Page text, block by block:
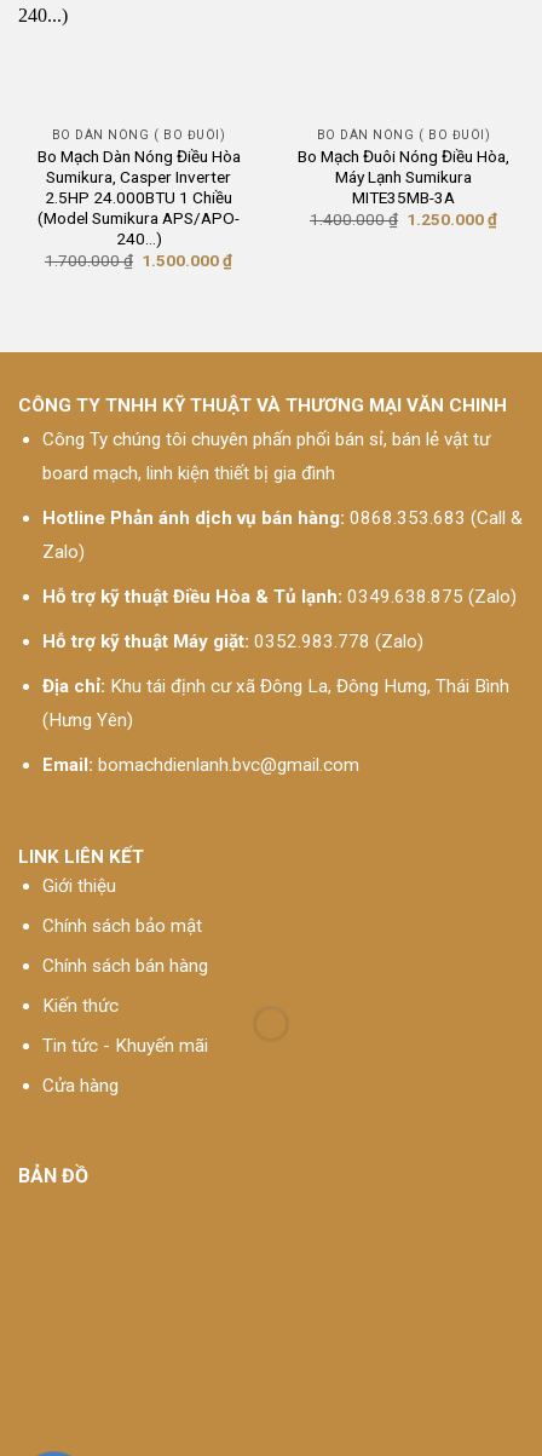
BO DÀN NÓNG ( BO ĐUÔI)
Bo Mạch Dàn Nóng Điều Hòa
Sumikura, Casper Inverter
2.5HP 24.000BTU 1 Chiều
(Model Sumikura APS/APO-
240…)
1.700.000₫ Giá
1.500.000₫Giá
BO DÀN NÓNG ( BO ĐUÔI)
Bo Mạch Đuôi Nóng Điều Hòa,
Máy Lạnh Sumikura
MITE35MB-3A
1.400.000₫ Giá
1.250.000₫Giá
CÔNG TY TNHH KỸ THUẬT VÀ THƯƠNG MẠI VĂN CHINH
Công Ty chúng tôi chuyên phấn phối bán sỉ, bán lẻ vật tư
board mạch, linh kiện thiết bị gia đình
Hotline Phản ánh dịch vụ bán hàng: 0868.353.683 (Call &
Zalo)
Hỗ trợ kỹ thuật Điều Hòa & Tủ lạnh: 0349.638.875 (Zalo)
Hỗ trợ kỹ thuật Máy giặt: 0352.983.778 (Zalo)
Địa chỉ: Khu tái định cư xã Đông La, Đông Hưng, Thái Bình
(Hưng Yên)
Email: bomachdienlanh.bvc@gmail.com
LINK LIÊN KẾT
Giới thiệu
Chính sách bảo mật
Chính sách bán hàng
Kiến thức
Tin tức - Khuyến mãi
Cửa hàng
BẢN ĐỒ